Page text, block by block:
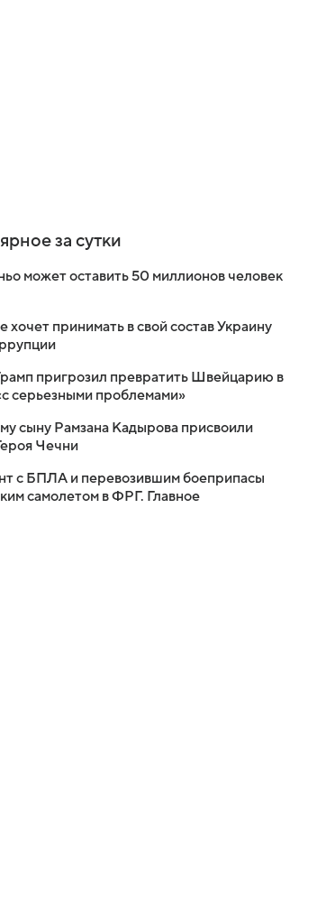
за сутки
может оставить 50 миллионов человек
хочет принимать в свой состав Украину
пригрозил превратить Швейцарию в
серьезными проблемами»
сыну Рамзана Кадырова присвоили
Чечни
с БПЛА и перевозившим боеприпасы
самолетом в ФРГ. Главное